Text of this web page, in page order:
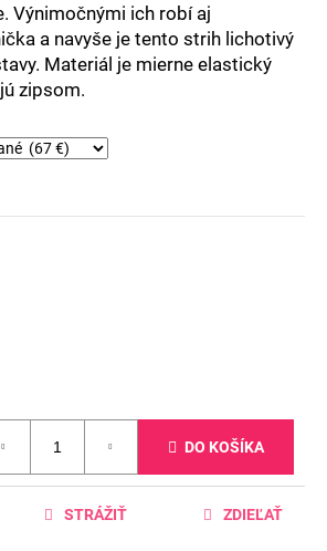
Výnimočnými ich robí aj
a navyše je tento strih lichotivý
Materiál je mierne elastický
zipsom.
DO KOŠÍKA
STRÁŽIŤ ZDIEĽAŤ